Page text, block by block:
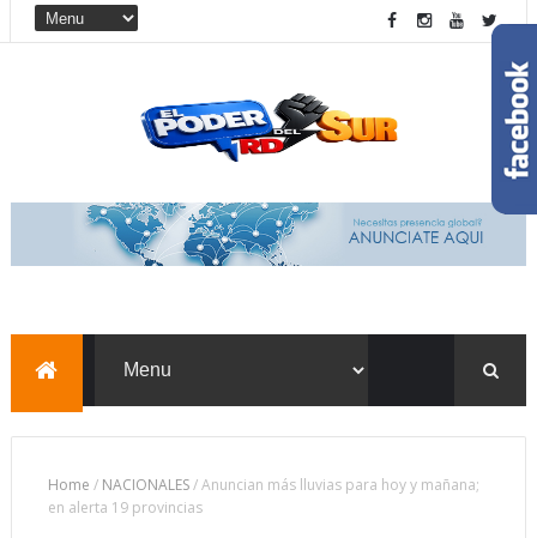
Home / NACIONALES/Anuncian más lluvias para hoy y mañana;
en alerta 19 provincias